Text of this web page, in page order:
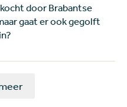
door Brabantse
gaat er ook gegolft